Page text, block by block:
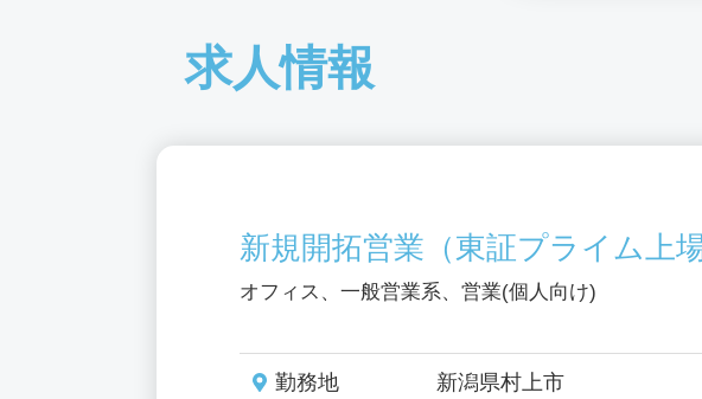
求人情報
新規開拓営業（東証プライム上場
オフィス、一般営業系、営業(個人向け)
勤務地 新潟県村上市